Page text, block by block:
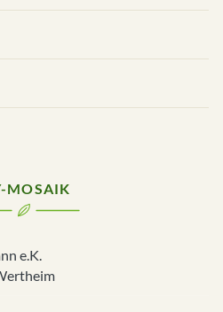
MOSAIK
e.K.